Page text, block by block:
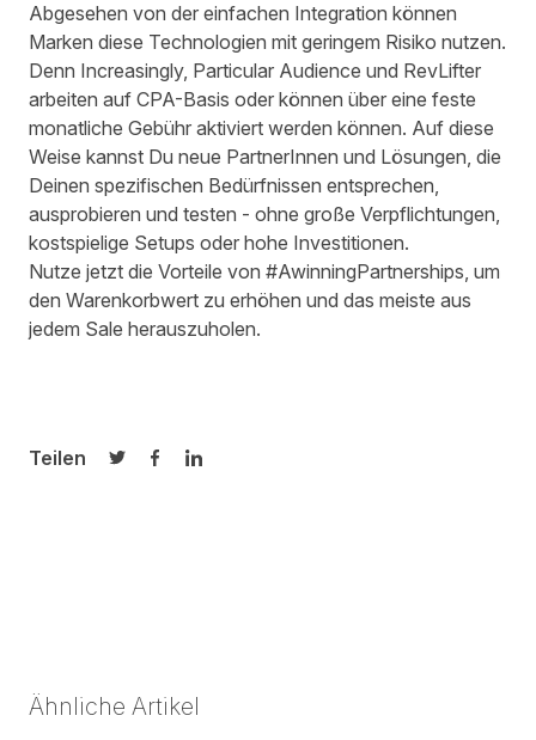
Abgesehen von der einfachen Integration können
Marken diese Technologien mit geringem Risiko nutzen.
Denn Increasingly, Particular Audience und RevLifter
arbeiten auf CPA-Basis oder können über eine feste
monatliche Gebühr aktiviert werden können. Auf diese
Weise kannst Du neue PartnerInnen und Lösungen, die
Deinen spezifischen Bedürfnissen entsprechen,
ausprobieren und testen - ohne große Verpflichtungen,
kostspielige Setups oder hohe Investitionen.
Nutze jetzt die Vorteile von #AwinningPartnerships, um
den Warenkorbwert zu erhöhen und das meiste aus
jedem Sale herauszuholen.
Teilen
Auf Twitter teilen
Auf Facebook teilen
Auf LinkedIn teilen
Ähnliche Artikel